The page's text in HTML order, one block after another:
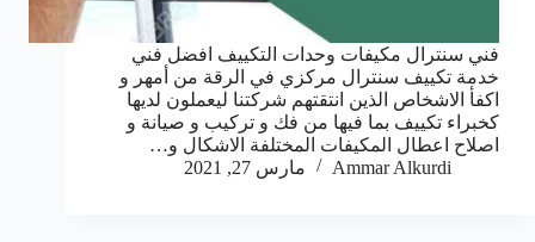
فني سنترال مكيفات وحدات التكييف افضل فني
خدمة تكييف سنترال مركزي في الرقة من أمهر و
اكفأ الاشخاص الذين انتقتهم شركتنا ليعملون لديها
كخبراء تكييف بما فيها من فك و تركيب و صيانة و
اصلاح اعطال المكيفات المختلفة الاشكال و…
Ammar Alkurdi
مارس 27, 2021